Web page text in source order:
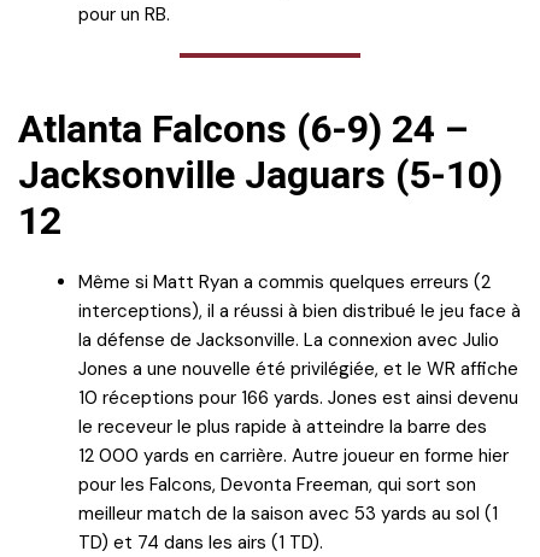
pour un RB.
Atlanta Falcons (6-9) 24 –
Jacksonville Jaguars (5-10)
12
Même si Matt Ryan a commis quelques erreurs (2
interceptions), il a réussi à bien distribué le jeu face à
la défense de Jacksonville. La connexion avec Julio
Jones a une nouvelle été privilégiée, et le WR affiche
10 réceptions pour 166 yards. Jones est ainsi devenu
le receveur le plus rapide à atteindre la barre des
12 000 yards en carrière. Autre joueur en forme hier
pour les Falcons, Devonta Freeman, qui sort son
meilleur match de la saison avec 53 yards au sol (1
TD) et 74 dans les airs (1 TD).